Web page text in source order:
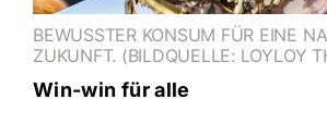
BEWUSSTER KONSUM FÜR EINE
ZUKUNFT. (BILDQUELLE: LOYLOY
Win-win für alle